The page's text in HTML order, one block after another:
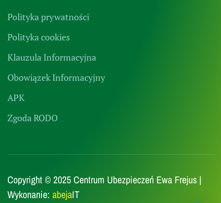
Polityka prywatności
Polityka cookies
Klauzula Informacyjna
Obowiązek Informacyjny
APK
Zgoda RODO
Copyright © 2025 Centrum Ubezpieczeń Ewa Frejus |
Wykonanie: abejaIT